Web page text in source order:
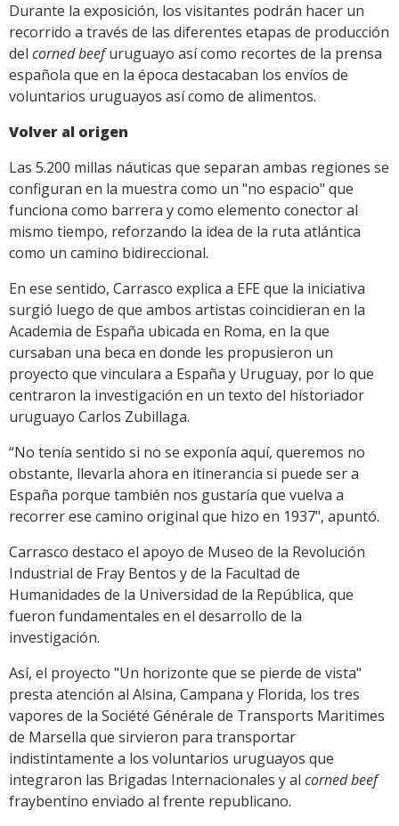
Durante la exposición, los visitantes podrán hacer un
recorrido a través de las diferentes etapas de producción
del corned beefuruguayo así como recortes de la prensa
española que en la época destacaban los envíos de
voluntarios uruguayos así como de alimentos.
Volver al origen
Las 5.200 millas náuticas que separan ambas regiones se
configuran en la muestra como un "no espacio" que
funciona como barrera y como elemento conector al
mismo tiempo, reforzando la idea de la ruta atlántica
como un camino bidireccional.
En ese sentido, Carrasco explica a EFE que la iniciativa
surgió luego de que ambos artistas coincidieran en la
Academia de España ubicada en Roma, en la que
cursaban una beca en donde les propusieron un
proyecto que vinculara a España y Uruguay, por lo que
centraron la investigación en un texto del historiador
uruguayo Carlos Zubillaga.
“No tenía sentido si no se exponía aquí, queremos no
obstante, llevarla ahora en itinerancia si puede ser a
España porque también nos gustaría que vuelva a
recorrer ese camino original que hizo en 1937", apuntó.
Carrasco destaco el apoyo de Museo de la Revolución
Industrial de Fray Bentos y de la Facultad de
Humanidades de la Universidad de la República, que
fueron fundamentales en el desarrollo de la
investigación.
Así, el proyecto "Un horizonte que se pierde de vista"
presta atención al Alsina, Campana y Florida, los tres
vapores de la Société Générale de Transports Maritimes
de Marsella que sirvieron para transportar
indistintamente a los voluntarios uruguayos que
integraron las Brigadas Internacionales y al corned beef
fraybentino enviado al frente republicano.